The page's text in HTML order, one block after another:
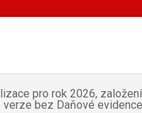
pro rok 2026, založení
verze bez Daňové evidence